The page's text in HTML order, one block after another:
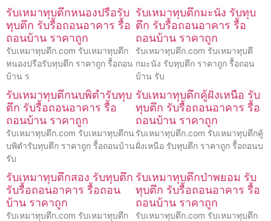
รับเหมาทุบตึกหนองปรือรับ
ทุบตึก รับรื้อถอนอาคาร รื้อ
ถอนบ้าน ราคาถูก
รับเหมาทุบตึก.com รับเหมาทุบตึก
หนองปรือรับทุบตึก ราคาถูก รื้อถอน
บ้าน ร
รับเหมาทุบตึกมะนัง รับทุบ
ตึก รับรื้อถอนอาคาร รื้อ
ถอนบ้าน ราคาถูก
รับเหมาทุบตึก.com รับเหมาทุบตึ
กมะนัง รับทุบตึก ราคาถูก รื้อถอน
บ้าน รับ
รับเหมาทุบตึกนบพิตำรับทุบ
ตึก รับรื้อถอนอาคาร รื้อ
ถอนบ้าน ราคาถูก
รับเหมาทุบตึก.com รับเหมาทุบตึกน
บพิตำรับทุบตึก ราคาถูก รื้อถอนบ้าน
รับ
รับเหมาทุบตึกคู้ฝั่งเหนือ รับ
ทุบตึก รับรื้อถอนอาคาร รื้อ
ถอนบ้าน ราคาถูก
รับเหมาทุบตึก.com รับเหมาทุบตึกคู้
ฝั่งเหนือ รับทุบตึก ราคาถูก รื้อถอนบ
รับเหมาทุบตึกสอง รับทุบตึก
รับรื้อถอนอาคาร รื้อถอน
บ้าน ราคาถูก
รับเหมาทุบตึก.com รับเหมาทุบตึก
รับเหมาทุบตึกป่าพยอม รับ
ทุบตึก รับรื้อถอนอาคาร รื้อ
ถอนบ้าน ราคาถูก
รับเหมาทุบตึก.com รับเหมาทุบตึก